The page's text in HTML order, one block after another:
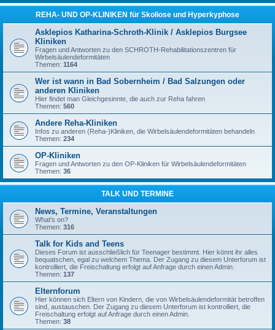
REHA- UND OP-KLINIKEN für Skoliose und Hyperkyphose
Asklepios Katharina-Schroth-Klinik / Asklepios Burgsee
Kliniken
Fragen und Antworten zu den SCHROTH-Rehabilitationszentren für
Wirbelsäulendeformitäten
Themen: 1164
Wer ist wann in Bad Sobernheim / Bad Salzungen oder
anderen Kliniken
Hier findet man Gleichgesinnte, die auch zur Reha fahren
Themen: 560
Andere Reha-Kliniken
Infos zu anderen (Reha-)Kliniken, die Wirbelsäulendeformitäten behandeln
Themen: 234
OP-Kliniken
Fragen und Antworten zu den OP-Kliniken für Wirbelsäulendeformitäten
Themen: 36
TALK UND TERMINE
News, Termine, Veranstaltungen
What's on?
Themen: 316
Talk for Kids and Teens
Dieses Forum ist ausschließlich für Teenager bestimmt. Hier könnt ihr alles
bequatschen, egal zu welchem Thema. Der Zugang zu diesem Unterforum ist
kontrolliert, die Freischaltung erfolgt auf Anfrage durch einen Admin.
Themen: 137
Elternforum
Hier können sich Eltern von Kindern, die von Wirbelsäulendeformität betroffen
sind, austauschen. Der Zugang zu diesem Unterforum ist kontrolliert, die
Freischaltung erfolgt auf Anfrage durch einen Admin.
Themen: 38